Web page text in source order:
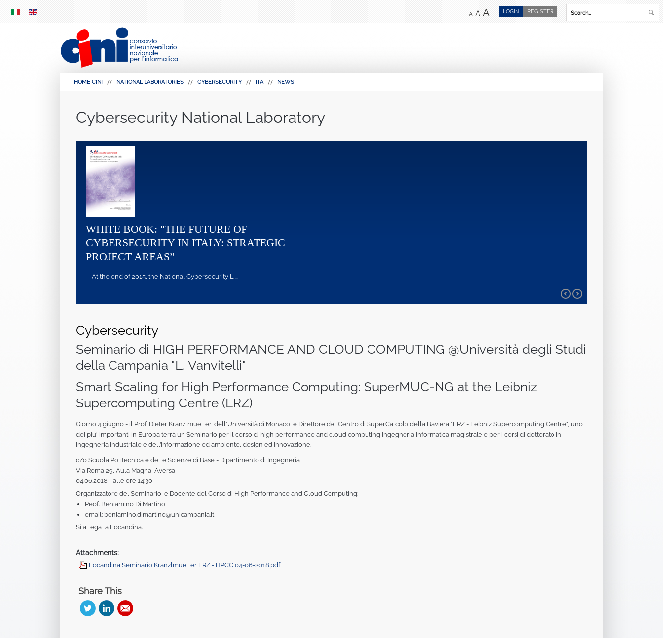
MENU
REGISTER
LOGIN
A A A
HOME CINI NATIONAL LABORATORIES CYBERSECURITY ITA NEWS
Cybersecurity National Laboratory
WHITE BOOK: "THE FUTURE OF
CYBERSECURITY IN ITALY: STRATEGIC
PROJECT AREAS”
At the end of 2015, the National Cybersecurity L ...
Cybersecurity
Seminario di HIGH PERFORMANCE AND CLOUD COMPUTING @Università degli Studi
della Campania "L. Vanvitelli"
Smart Scaling for High Performance Computing: SuperMUC-NG at the Leibniz
Supercomputing Centre (LRZ)
Giorno 4 giugno - il Prof. Dieter Kranzlmueller, dell'Università di Monaco, e Direttore del Centro di SuperCalcolo della Baviera "LRZ - Leibniz Supercomputing Centre", uno
dei piu' importanti in Europa terrà un Seminario per il corso di high performance and cloud computing ingegneria informatica magistrale e per i corsi di dottorato in
ingegneria industriale e dell’informazione ed ambiente, design ed innovazione.
c/o Scuola Politecnica e delle Scienze di Base - Dipartimento di Ingegneria
Via Roma 29, Aula Magna, Aversa
04.06.2018 - alle ore 14:30
Organizzatore del Seminario, e Docente del Corso di High Performance and Cloud Computing:
Peof. Beniamino Di Martino
email: beniamino.dimartino@unicampania.it
Si allega la Locandina.
Attachments:
Locandina Seminario Kranzlmueller LRZ - HPCC 04-06-2018.pdf
Share This